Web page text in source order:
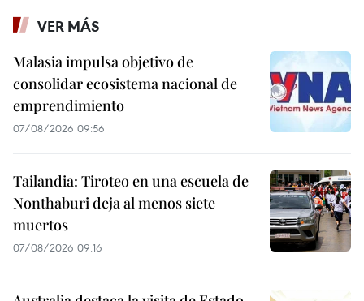
VER MÁS
Malasia impulsa objetivo de
consolidar ecosistema nacional de
emprendimiento
07/08/2026 09:56
Tailandia: Tiroteo en una escuela de
Nonthaburi deja al menos siete
muertos
07/08/2026 09:16